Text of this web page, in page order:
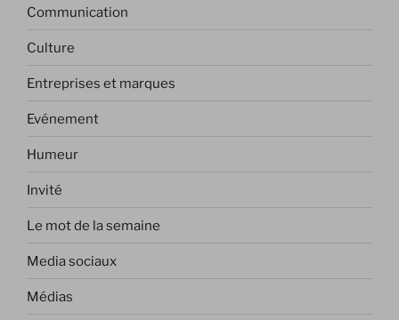
Communication
Culture
Entreprises et marques
Evénement
Humeur
Invité
Le mot de la semaine
Media sociaux
Médias